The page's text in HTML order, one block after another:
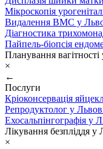
Мікроскопія
Видалення ВМС у
Діагностика
Пайпель-біопсія
Планування вагітності
×
←
Послуги
Кріоконсервація
Репродуктолог у
Ехосальпінгографія у
Лікування безпліддя у
×